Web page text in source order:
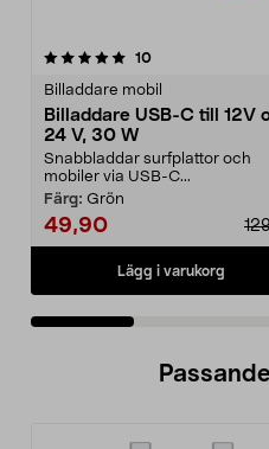
10recensioner
Billaddare mobil
Billaddare USB-C till 12V
24 V, 30 W
Snabbladdar surfplattor och
mobiler via USB-C...
Färg: Grön
49,90
Lägg i varukorg
5.0 av 5 stjärnor